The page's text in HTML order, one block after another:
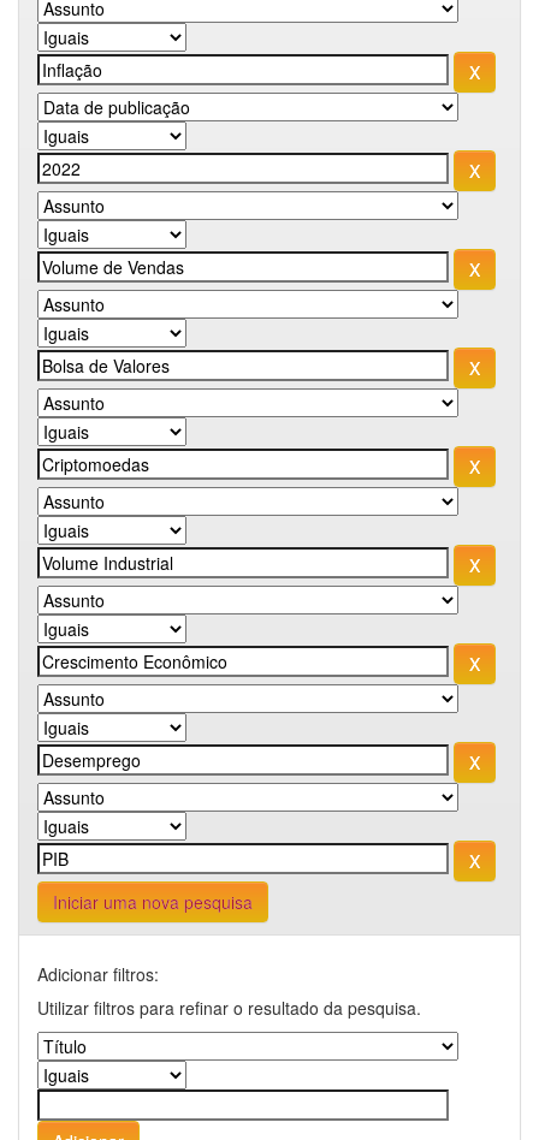
Iniciar uma nova pesquisa
Adicionar filtros:
Utilizar filtros para refinar o resultado da pesquisa.